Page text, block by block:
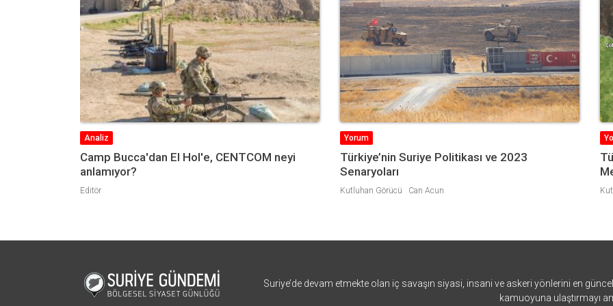
Yorum
Türkiye’nin Suriye Politikası ve 2023
Senaryoları
Kutluhan Görücü
Yorum
Türkiye’nin Muhtemel Askeri Operasyonunda
Menbiç Nereye Düşüyor?
Kutluhan Görücü
Suriye’de devam etmekte olan iç savaşın siyasi, insani ve askeri yönlerini en
kamuoyuna ulaştırmayı